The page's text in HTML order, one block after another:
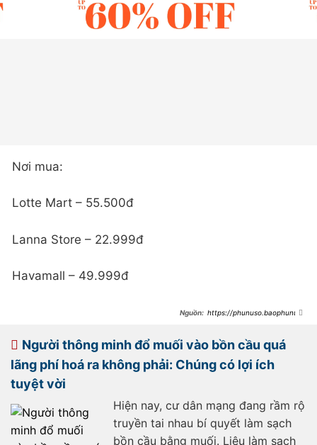
Nơi mua:
Lotte Mart – 55.500đ
Lanna Store – 22.999đ
Havamall – 49.999đ
https://phunuso.baophunuth
lan-nhieu-tieng-don-nha-moi-tuan-
193240823153443993.htm
Người thông minh đổ muối vào bồn cầu quá
lãng phí hoá ra không phải: Chúng có lợi ích
tuyệt vời
Hiện nay, cư dân mạng đang rầm rộ
truyền tai nhau bí quyết làm sạch
bồn cầu bằng muối. Liệu làm sạch